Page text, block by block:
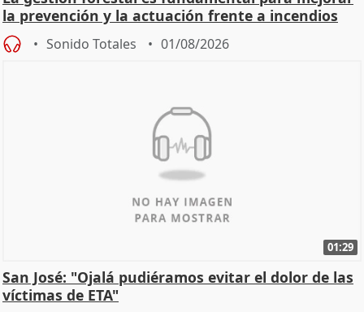
la prevención y la actuación frente a incendios
Sonido Totales 01/08/2026
01:29
San José: "Ojalá pudiéramos evitar el dolor de las
víctimas de ETA"